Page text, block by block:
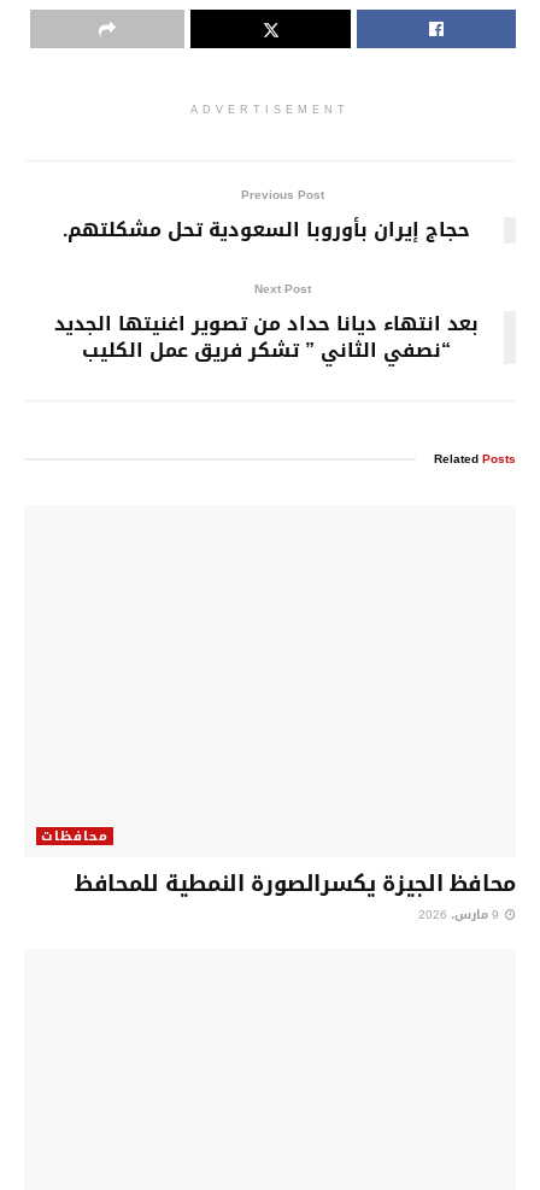
ADVERTISEMENT
Previous Post
حجاج إيران بأوروبا السعودية تحل مشكلتهم.
Next Post
بعد انتهاء ديانا حداد من تصوير اغنيتها الجديد
“نصفي الثاني ” تشكر فريق عمل الكليب
RelatedPosts
محافظات
محافظ الجيزة يكسرالصورة النمطية للمحافظ